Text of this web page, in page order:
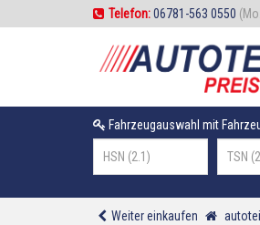
Telefon:06781-563 0550
Fahrzeugauswahl mit
Weiter einkaufen